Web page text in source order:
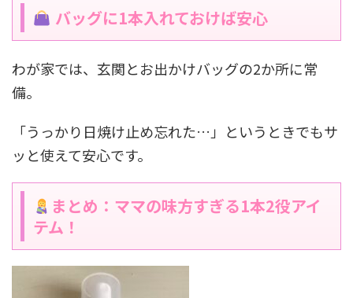
バッグに1本入れておけば安心
わが家では、玄関とお出かけバッグの2か所に常
備。
「うっかり日焼け止め忘れた…」というときでもサ
ッと使えて安心です。
まとめ：ママの味方すぎる1本2役アイ
テム！